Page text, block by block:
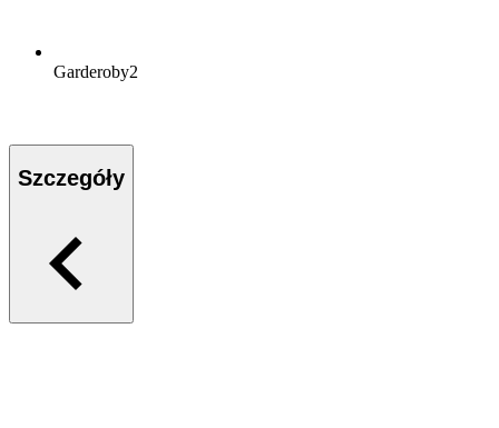
Garderoby2
Szczegóły